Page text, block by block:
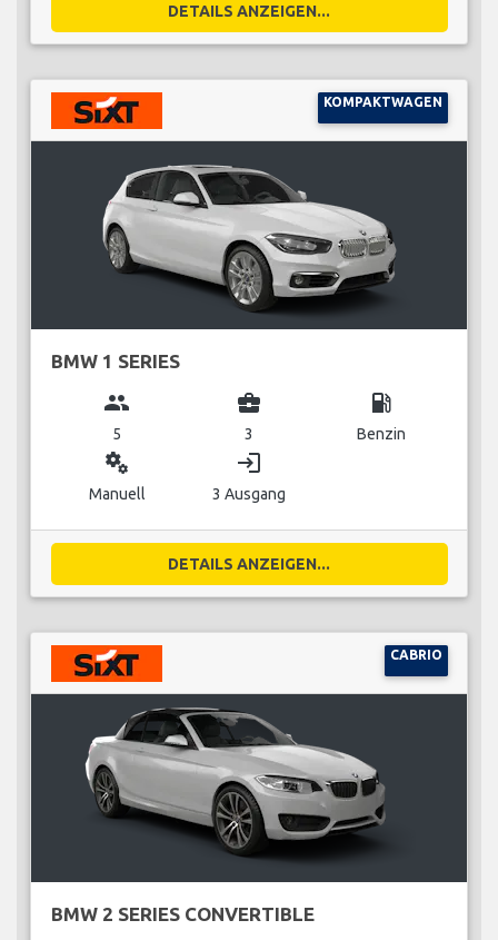
DETAILS ANZEIGEN...
KOMPAKTWAGEN
BMW 1 SERIES
group
5
business_center
3
local_gas_station
Benzin
miscellaneous_services
Manuell
login
3 Ausgang
DETAILS ANZEIGEN...
CABRIO
BMW 2 SERIES CONVERTIBLE